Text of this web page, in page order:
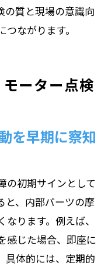
の質と現場の意識向
ながります。
ーター点検
を早期に察知
の初期サインとして
と、内部パーツの摩
ります。例えば、
感じた場合、即座に
具体的には、定期的